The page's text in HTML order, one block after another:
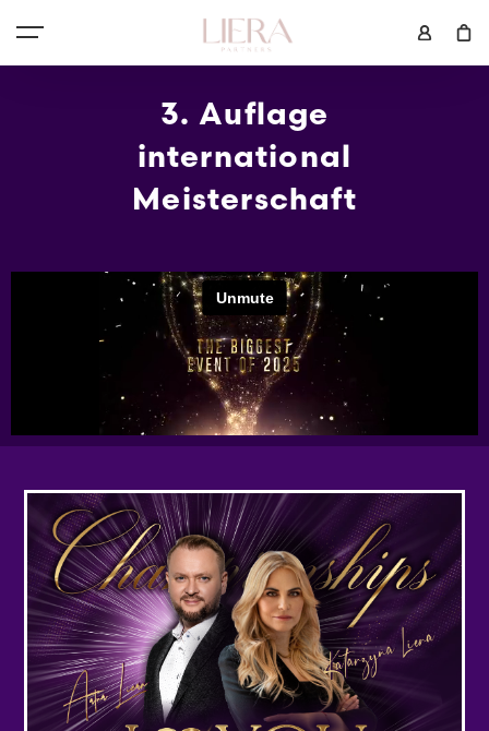
3. Auflage
international
Meisterschaft